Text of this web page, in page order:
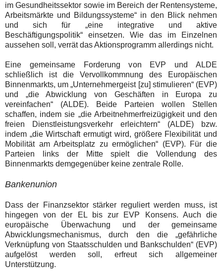
im Gesundheitssektor sowie im Bereich der Rentensysteme,
Arbeitsmärkte und Bildungssysteme“ in den Blick nehmen
und sich für „eine integrative und aktive
Beschäftigungspolitik“ einsetzen. Wie das im Einzelnen
aussehen soll, verrät das Aktionsprogramm allerdings nicht.
Eine gemeinsame Forderung von EVP und ALDE
schließlich ist die Vervollkommnung des Europäischen
Binnenmarkts, um„Unternehmergeist [zu] stimulieren“ (EVP)
und „die Abwicklung von Geschäften in Europa zu
vereinfachen“ (ALDE). Beide Parteien wollen Stellen
schaffen, indem sie „die Arbeitnehmerfreizügigkeit und den
freien Dienstleistungsverkehr erleichtern“ (ALDE) bzw.
indem „die Wirtschaft ermutigt wird, größere Flexibilität und
Mobilität am Arbeitsplatz zu ermöglichen“ (EVP). Für die
Parteien links der Mitte spielt die Vollendung des
Binnenmarkts demgegenüber keine zentrale Rolle.
Bankenunion
Dass der Finanzsektor stärker reguliert werden muss, ist
hingegen von der EL bis zur EVP Konsens. Auch die
europäische Überwachung und der gemeinsame
Abwicklungsmechanismus, durch den die „gefährliche
Verknüpfung von Staatsschulden und Bankschulden“ (EVP)
aufgelöst werden soll, erfreut sich allgemeiner
Unterstützung.